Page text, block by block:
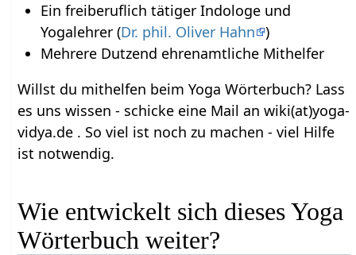
Ein freiberuflich tätiger Indologe und
Yogalehrer (Dr. phil. Oliver Hahn )
Mehrere Dutzend ehrenamtliche Mithelfer
Willst du mithelfen beim Yoga Wörterbuch? Lass
es uns wissen - schicke eine Mail an wiki(at)yoga-
vidya.de . So viel ist noch zu machen - viel Hilfe
ist notwendig.
Wie entwickelt sich dieses Yoga
Wörterbuch weiter?